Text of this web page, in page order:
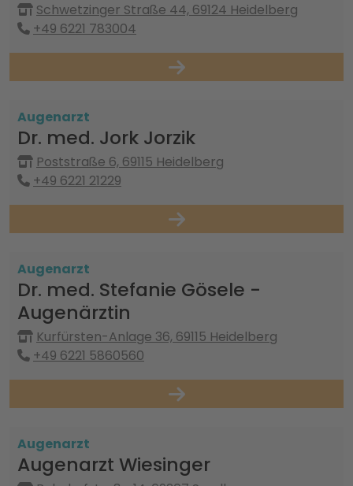
Schwetzinger Straße 44, 69124 Heidelberg
+49 6221 783004
Augenarzt
Dr. med. Jork Jorzik
Poststraße 6, 69115 Heidelberg
+49 6221 21229
Augenarzt
Dr. med. Stefanie Gösele -
Augenärztin
Kurfürsten-Anlage 36, 69115 Heidelberg
+49 6221 5860560
Augenarzt
Augenarzt Wiesinger